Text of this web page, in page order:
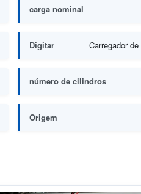
carga nominal
Digitar Carregador
número de cilindros
Origem